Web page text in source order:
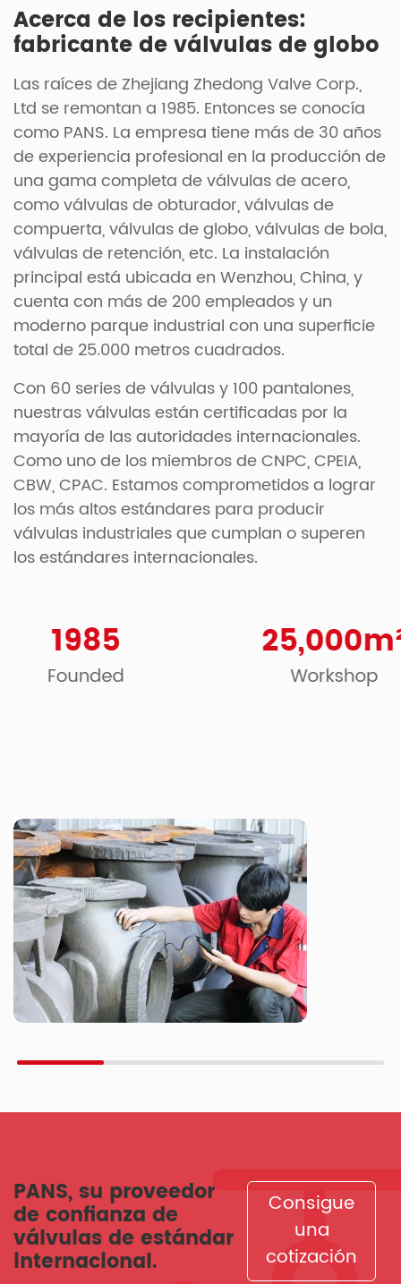
Acerca de los recipientes:
fabricante de válvulas de globo
Las raíces de Zhejiang Zhedong Valve Corp.,
Ltd se remontan a 1985. Entonces se conocía
como PANS. La empresa tiene más de 30 años
de experiencia profesional en la producción de
una gama completa de válvulas de acero,
como válvulas de obturador, válvulas de
compuerta, válvulas de globo, válvulas de bola,
válvulas de retención, etc. La instalación
principal está ubicada en Wenzhou, China, y
cuenta con más de 200 empleados y un
moderno parque industrial con una superficie
total de 25.000 metros cuadrados.
Con 60 series de válvulas y 100 pantalones,
nuestras válvulas están certificadas por la
mayoría de las autoridades internacionales.
Como uno de los miembros de CNPC, CPEIA,
CBW, CPAC. Estamos comprometidos a lograr
los más altos estándares para producir
válvulas industriales que cumplan o superen
los estándares internacionales.
PANS, su proveedor
de confianza de
válvulas de estándar
internacional.
Consigue
una
cotización